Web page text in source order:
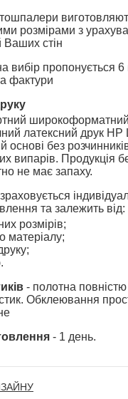
розмірами з
Ваших стін
вибір пропонується 6
фактури
латексний друк
основі без
випарів. Продукція
не має запаху.
та залежить від:
розмірів;
матеріалу;
- полотна повністю
Обклеювання
- 1 день.